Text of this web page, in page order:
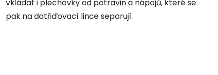
vkládat i plechovky od potravin a nápojů, které se
pak na dotřiďovací lince separují.